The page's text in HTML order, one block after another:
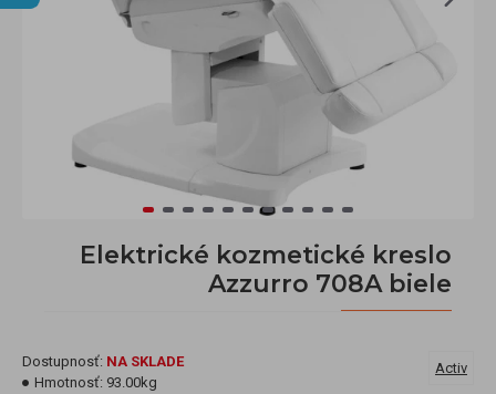
Elektrické kozmetické kreslo
Azzurro 708A biele
Dostupnosť: NA SKLADE
Hmotnosť: 93.00kg
Activ